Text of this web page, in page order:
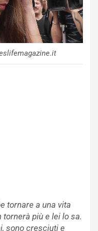
tornare a una vita
più e lei lo sa.
sono cresciuti e